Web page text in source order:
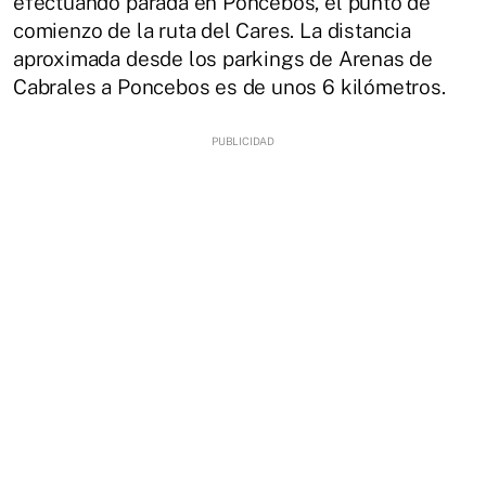
comienzo de la ruta del Cares. La distancia
aproximada desde los parkings de Arenas de
Cabrales a Poncebos es de unos 6 kilómetros.